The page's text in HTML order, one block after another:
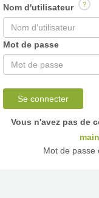
Nom d'utilisateur ?
Mot de passe
Se connecter
Vous n'avez pas de
Mot de passe